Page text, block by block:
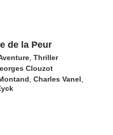
de la Peur
,Thriller
Clouzot
,Charles Vanel